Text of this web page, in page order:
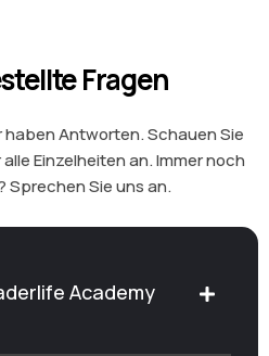
Fragen
haben Antworten. Schauen Sie
Einzelheiten an. Immer noch
Sie uns an.
Academy